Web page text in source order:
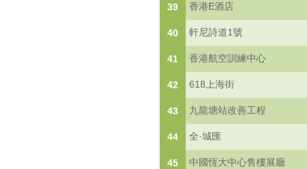
39 香港E酒店
40 軒尼詩道1號
41 香港航空訓練中心
42 618上海街
43 九龍塘站改善工程
44 全·城匯
45 中國恆大中心售樓展廳